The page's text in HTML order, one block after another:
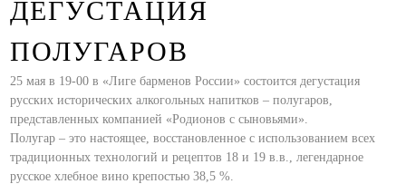
ДЕГУСТАЦИЯ
ПОЛУГАРОВ
25 мая в 19-00 в «Лиге барменов России» состоится дегустация
русских исторических алкогольных напитков – полугаров,
представленных компанией «Родионов с сыновьями».
Полугар – это настоящее, восстановленное с использованием всех
традиционных технологий и рецептов 18 и 19 в.в., легендарное
русское хлебное вино крепостью 38,5 %.